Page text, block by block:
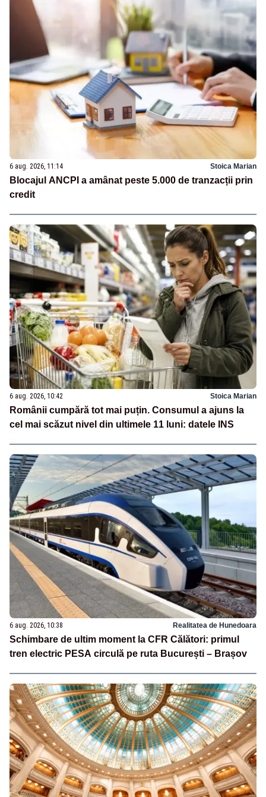
6 aug. 2026, 11:14 Stoica Marian
Blocajul ANCPI a amânat peste 5.000 de tranzacții prin
credit
6 aug. 2026, 10:42 Stoica Marian
Românii cumpără tot mai puțin. Consumul a ajuns la
cel mai scăzut nivel din ultimele 11 luni: datele INS
6 aug. 2026, 10:38 Realitatea de Hunedoara
Schimbare de ultim moment la CFR Călători: primul
tren electric PESA circulă pe ruta București – Brașov